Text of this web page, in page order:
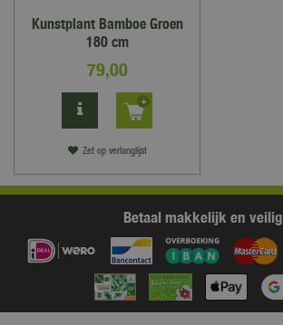
Kunstplant Bamboe Groen
180 cm
79,00
Zet op verlanglijst
Betaal makkelijk en veilig